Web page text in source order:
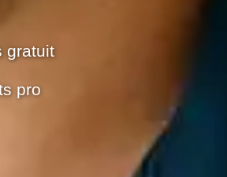
gratuit
pro